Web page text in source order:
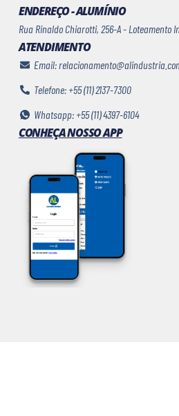
ENDEREÇO - ALUMÍNIO
Rua Rinaldo Chiarotti, 256-A - Loteamento
ATENDIMENTO
Email:
Telefone: +55 (11) 2137-7300
Whatsapp: +55 (11) 4397-6104
CONHEÇA NOSSO APP